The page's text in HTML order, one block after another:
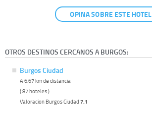
OPINA SOBRE ESTE HOTEL
OTROS DESTINOS CERCANOS A BURGOS:
Burgos Ciudad
A 6.67 km de distancia
( 87 hoteles )
Valoracion Burgos Ciudad 7.1